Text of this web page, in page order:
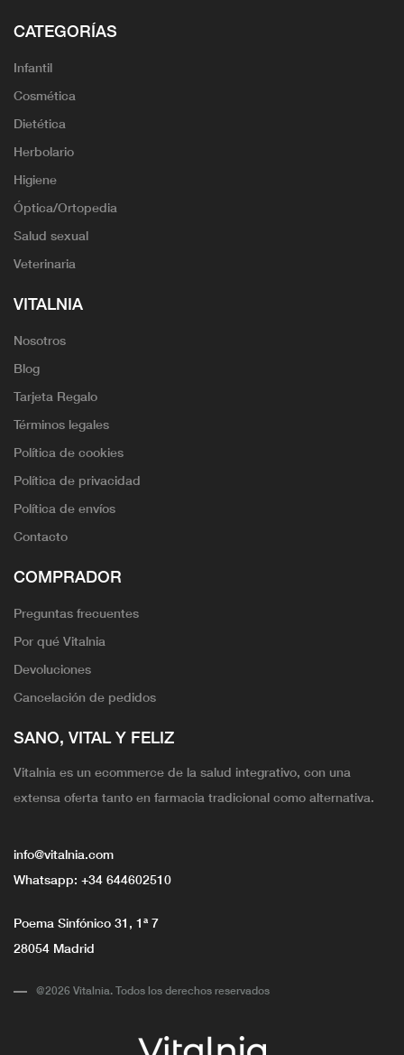
CATEGORÍAS
Infantil
Cosmética
Dietética
Herbolario
Higiene
Óptica/Ortopedia
Salud sexual
Veterinaria
VITALNIA
Nosotros
Blog
Tarjeta Regalo
Términos legales
Política de cookies
Política de privacidad
Política de envíos
Contacto
COMPRADOR
Preguntas frecuentes
Por qué Vitalnia
Devoluciones
Cancelación de pedidos
SANO, VITAL Y FELIZ
Vitalnia es un ecommerce de la salud integrativo, con una
extensa oferta tanto en farmacia tradicional como alternativa.
info@vitalnia.com
Whatsapp: +34 644602510
Poema Sinfónico 31, 1ª 7
28054 Madrid
@2026 Vitalnia. Todos los derechos reservados